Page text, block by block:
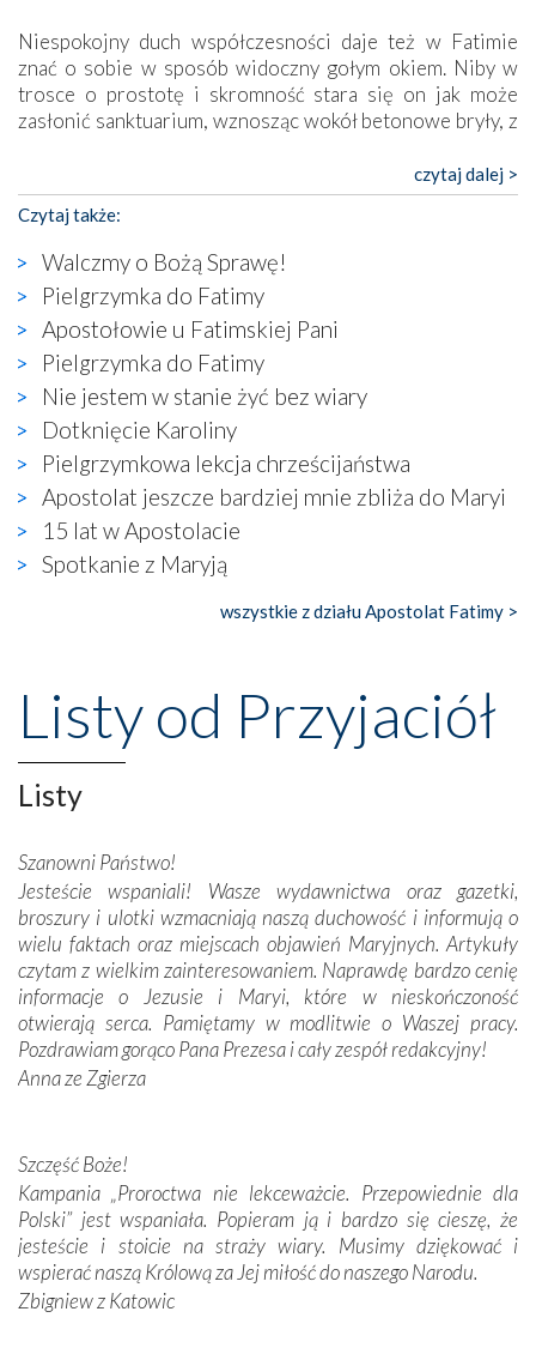
Niespokojny duch współczesności daje też w Fatimie
znać o sobie w sposób widoczny gołym okiem. Niby w
trosce o prostotę i skromność stara się on jak może
zasłonić sanktuarium, wznosząc wokół betonowe bryły, z
katolickiego kultu. Tylko co wspólnego z żywą,
autentyczną wiarą mogą mieć płaskie, szare bunkry albo
kaplice, w których Tabernakulum przypomina bardziej
skrzynkę na narzędzia? Albo co powiedzieć o ustawionym
tuż przy nowej bazylice wielkim krzyżu, na którym
zamiast Chrystusa umieszczono dziwaczną postać jakby
wyjętą ze starożytnych hieroglifów? W kulturowym
kontekście naszych czasów to raczej karykatura niż godny
wizerunek Zbawiciela…
Zatem nawet w bezpośrednim otoczeniu sanktuarium
naocznie przekonaliśmy się, że wewnątrz Kościoła toczy
się ogromna walka o kształt katolicyzmu i o serca
wierzących. Do czego to zmaganie może prowadzić,
widzieliśmy w urokliwym, niewielkim mieście Obidos,
gdzie w miejscu dawnego kościoła działa dzisiaj…
księgarnia.
Nasze pielgrzymkowe wyprawy, których celem były
wznoszono na chwałę Bożą, na przykład – w podzięce za
Opatrznościową pomoc w wygranej bitwie o
niepodległość kraju. Zachwyt budziła potężna, a zarazem
misterna architektura tych monumentalnych dzieł,
wspaniałe zdobienia, dbałość ich twórców o detale,
budowniczych.
Podążyliśmy też śladami fatimskich wizjonerów – Łucji
dos Santos oraz świętych Hiacynty i Franciszka Marto.
Modliliśmy się przy ich grobach. Odprawiliśmy Drogę
Krzyżową w ich rodzinnych stronach, odwiedziliśmy
domy, w których żyli.
W miejscu objawień Matki Bożej zapaliliśmy świece
Podczas tej kilkudniowej wyprawy na każdym kroku
spotykaliśmy się z serdeczną otwartością
Portugalczyków. Podziwialiśmy ich ludową sztukę i
zwyczaje. Mimo że nasze kraje są od siebie bardzo
oddalone, w żaden sposób nie czuliśmy się obco.
Sprawiła to oczywiście sama Matka Boża, ale też
kulturowa bliskość biorąca swój początek w naszej
czytaj dalej >
Czytaj także:
Walczmy o Bożą Sprawę!
Pielgrzymka do Fatimy
Apostołowie u Fatimskiej Pani
Pielgrzymka do Fatimy
Nie jestem w stanie żyć bez wiary
Dotknięcie Karoliny
Pielgrzymkowa lekcja chrześcijaństwa
Apostolat jeszcze bardziej mnie zbliża do Maryi
15 lat w Apostolacie
Spotkanie z Maryją
wszystkie z działu Apostolat Fatimy >
Listy od Przyjaciół
Listy
Szanowni Państwo!
Jesteście wspaniali! Wasze wydawnictwa oraz gazetki,
broszury i ulotki wzmacniają naszą duchowość i informują o
wielu faktach oraz miejscach objawień Maryjnych. Artykuły
czytam z wielkim zainteresowaniem. Naprawdę bardzo cenię
informacje o Jezusie i Maryi, które w nieskończoność
otwierają serca. Pamiętamy w modlitwie o Waszej pracy.
Pozdrawiam gorąco Pana Prezesa i cały zespół redakcyjny!
Anna ze Zgierza
Szczęść Boże!
Kampania „Proroctwa nie lekceważcie. Przepowiednie dla
Polski” jest wspaniała. Popieram ją i bardzo się cieszę, że
jesteście i stoicie na straży wiary. Musimy dziękować i
wspierać naszą Królową za Jej miłość do naszego Narodu.
Zbigniew z Katowic